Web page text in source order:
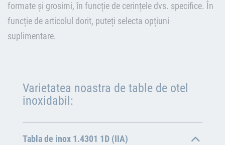
formate și grosimi, în funcție de cerințele dvs. specifice. În
funcție de articolul dorit, puteți selecta opțiuni
suplimentare.
Varietatea noastra de table de otel
inoxidabil:
Tabla de inox 1.4301 1D (IIA)